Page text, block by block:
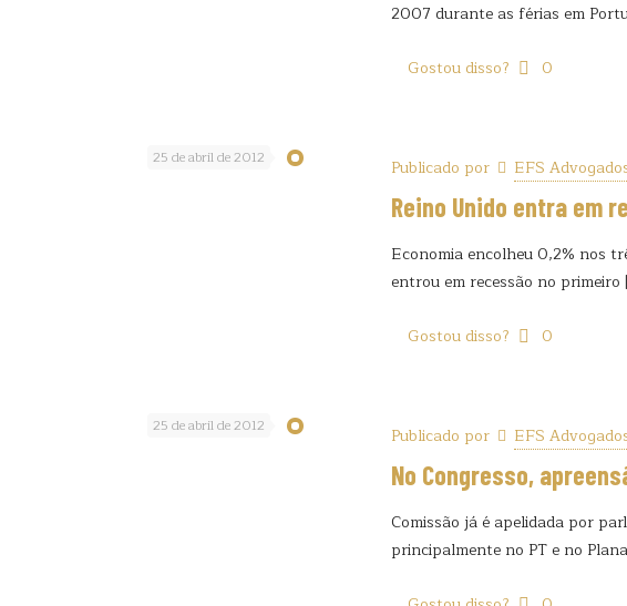
2007 durante as férias em
Gostou disso? 0
25 de abril de 2012 Publicado por EFS
Reino Unido entra em
Economia encolheu 0,2% nos
entrou em recessão no primeiro
Gostou disso? 0
25 de abril de 2012 Publicado por EFS
No Congresso,
Comissão já é apelidada por
principalmente no PT e no